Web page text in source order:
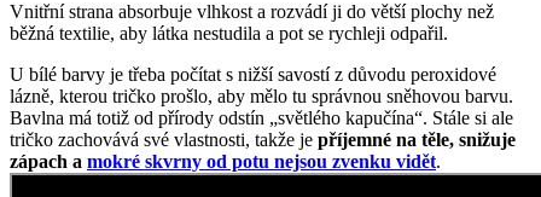
Vnitřní strana absorbuje vlhkost a rozvádí ji do větší plochy než
běžná textilie, aby látka nestudila a pot se rychleji odpařil.
U bílé barvy je třeba počítat s nižší savostí z důvodu peroxidové
lázně, kterou tričko prošlo, aby mělo tu správnou sněhovou barvu.
Bavlna má totiž od přírody odstín „světlého kapučína“. Stále si ale
tričko zachovává své vlastnosti, takže je příjemné na těle, snižuje
zápach a mokré skvrny od potu nejsou zvenku vidět.